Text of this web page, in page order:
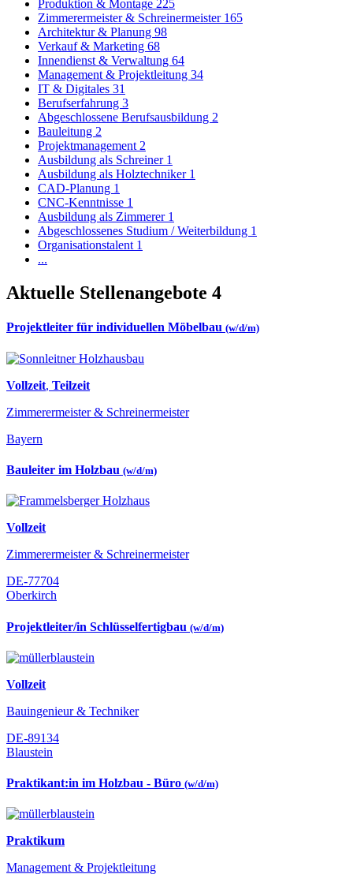
Produktion & Montage 225
Zimmerermeister & Schreinermeister 165
Architektur & Planung 98
Verkauf & Marketing 68
Innendienst & Verwaltung 64
Management & Projektleitung 34
IT & Digitales 31
Berufserfahrung 3
Abgeschlossene Berufsausbildung 2
Bauleitung 2
Projektmanagement 2
Ausbildung als Schreiner 1
Ausbildung als Holztechniker 1
CAD-Planung 1
CNC-Kenntnisse 1
Ausbildung als Zimmerer 1
Abgeschlossenes Studium / Weiterbildung 1
Organisationstalent 1
...
Aktuelle Stellenangebote 4
Projektleiter für individuellen Möbelbau (w/d/m)
Vollzeit, Teilzeit
Zimmerermeister & Schreinermeister
Bayern
Bauleiter im Holzbau (w/d/m)
Vollzeit
Zimmerermeister & Schreinermeister
DE-77704
Oberkirch
Projektleiter/in Schlüsselfertigbau (w/d/m)
Vollzeit
Bauingenieur & Techniker
DE-89134
Blaustein
Praktikant:in im Holzbau - Büro (w/d/m)
Praktikum
Management & Projektleitung